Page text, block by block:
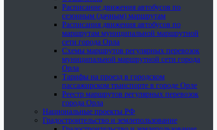
Расписание движения автобусов по
сезонным (дачным) маршрутам
Расписания движения автобусов по
маршрутам муниципальной маршрутной
сети города Орла
Схемы маршрутов регулярных перевозок
муниципальной маршрутной сети города
Орла
Тарифы на проезд в городском
пассажирском транспорте в городе Орле
Реестр маршрутов регулярных перевозок
города Орла
Национальные проекты РФ
Градостроительство и землепользование